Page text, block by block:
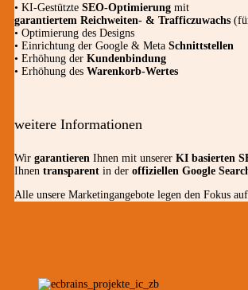
• KI-Gestützte SEO-Optimierung mit
garantiertem Reichweiten- & Trafficzuwachs
• Optimierung des Designs
• Einrichtung der Google & Meta Schnittstellen
• Erhöhung der Kundenbindung
• Erhöhung des Warenkorb-Wertes
weitere Informationen
Wir garantieren Ihnen mit unserer KI basierten
Ihnen transparent in der offiziellen Google
Alle unsere Marketingangebote legen den Fokus